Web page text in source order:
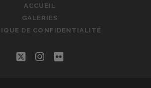
ACCUEIL
GALERIES
DE CONFIDENTIALITÉ
twitterinstagram
flickr